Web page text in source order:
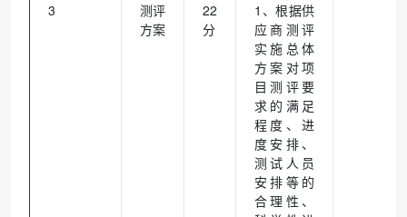
3
测评
方案
22
分
1、根据供
应商测评
实施总体
方案对项
目测评要
求的满足
程度、进
度安排、
测试人员
安排等的
合理性、